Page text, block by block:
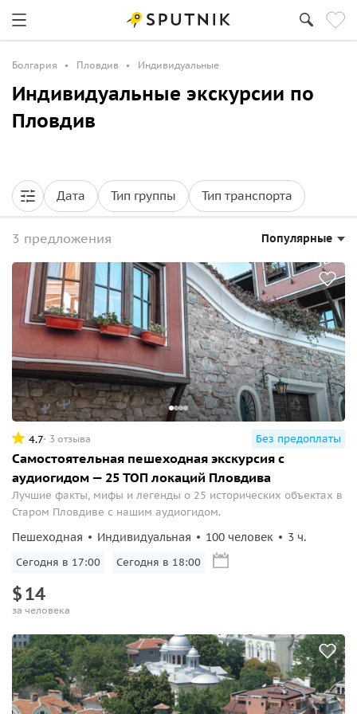
Болгария Пловдив Индивидуальные
Индивидуальные экскурсии по
Пловдив
Дата Тип группы Тип транспорта
3 предложения Популярные
4.7 3 отзыва Без предоплаты
Самостоятельная пешеходная экскурсия с
аудиогидом — 25 ТОП локаций Пловдива
Лучшие факты, мифы и легенды о 25 исторических объектах в
Старом Пловдиве с нашим аудиогидом.
Пешеходная Индивидуальная 100 человек 3 ч.
Сегодня в 17:00 Сегодня в 18:00
$14
за человека